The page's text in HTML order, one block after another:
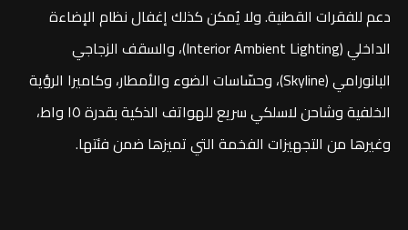
دعم للفقرات القطنية. ولا يُمكن كذلك إغفال نظام الإضاءة
الداخلي (Interior Ambient Lighting)، والسقف الزجاجي
البانورامي (Skyline)، وحسّاسات الضوء والأمطار، وكاميرا الرؤية
الخلفية وشاحن لاسلكي سريع للهواتف الذكية بقدرة ١٥ واط،
وغيرها من التجهيزات الفخمة التي تميزها ضمن فئتها.